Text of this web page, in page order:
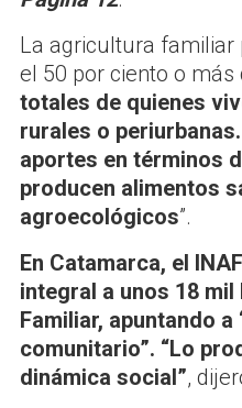
La agricultura
el 50 por ciento o más
totales de quienes
rurales o
aportes en términos
producen alimentos
agroecológicos”.
En Catamarca, el
integral a unos 18
Familiar, apuntando
comunitario”. “Lo
dinámica social”,